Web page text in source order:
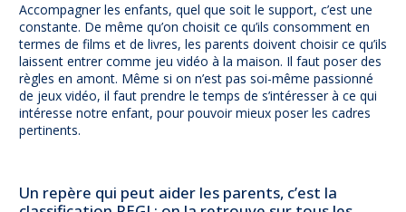
Accompagner les enfants, quel que soit le support, c’est une
constante. De même qu’on choisit ce qu’ils consomment en
termes de films et de livres, les parents doivent choisir ce qu’ils
laissent entrer comme jeu vidéo à la maison. Il faut poser des
règles en amont. Même si on n’est pas soi-même passionné
de jeux vidéo, il faut prendre le temps de s’intéresser à ce qui
intéresse notre enfant, pour pouvoir mieux poser les cadres
pertinents.
Un repère qui peut aider les parents, c’est la